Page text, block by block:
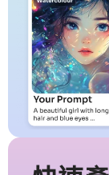
AI頭像生成器
護照照片製作
視頻工具